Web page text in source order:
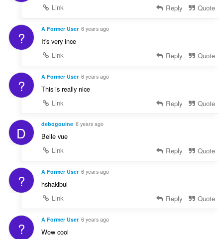
Link
Reply Quote
? A Former User 6 years ago
It's very ince
Link
Reply Quote
? A Former User 6 years ago
This is really nice
Link
Reply Quote
D debogouine 6 years ago
Belle vue
Link
Reply Quote
? A Former User 6 years ago
hshakibul
Link
Reply Quote
? A Former User 6 years ago
Wow cool